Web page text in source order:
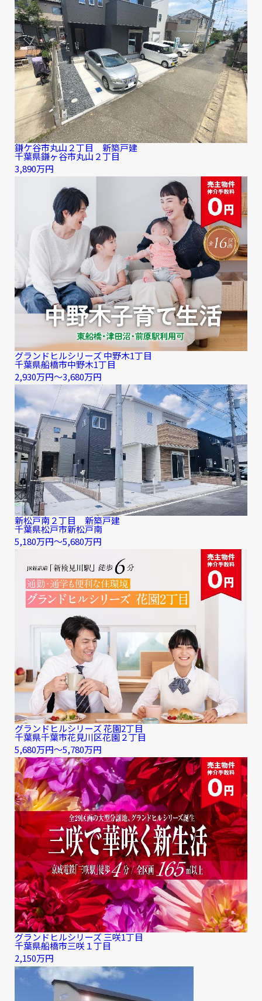
鎌ケ谷市丸山２丁目 新築戸建
千葉県鎌ヶ谷市丸山２丁目
3,890万円
グランドヒルシリーズ 中野木1丁目
千葉県船橋市中野木1丁目
2,930万円〜3,680万円
新松戸南２丁目 新築戸建
千葉県松戸市新松戸南
5,180万円〜5,680万円
グランドヒルシリーズ 花園2丁目
千葉県千葉市花見川区花園２丁目
5,680万円〜5,780万円
グランドヒルシリーズ 三咲1丁目
千葉県船橋市三咲１丁目
2,150万円